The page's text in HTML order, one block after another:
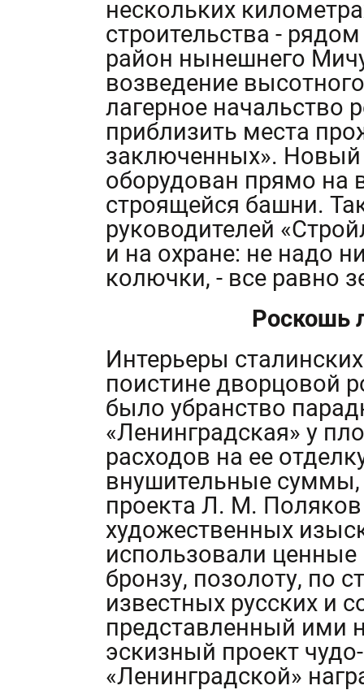
нескольких
строительства -
район нынешнего
возведение
лагерное начальство
приблизить места
заключенных».
оборудован прямо на
строящейся башни.
руководителей
и на охране: не надо
колючки, - все равно
Роскошь
Интерьеры
поистине дворцовой
было убранство
«Ленинградская» у
расходов на ее
внушительные суммы,
проекта Л. М. Поляков
художественных
использовали
бронзу, позолоту, по
известных русских и
представленный ими
эскизный проект
«Ленинградской»